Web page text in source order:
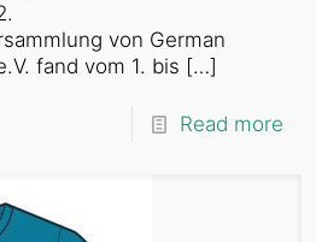
von German
fand vom 1. bis […]
Read more